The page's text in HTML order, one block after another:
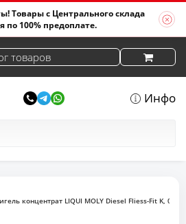
Товары с Центрального склада
по 100% предоплате.
товаров
Инфо
концентрат LIQUI MOLY Diesel Fliess-Fit K, 0,25л